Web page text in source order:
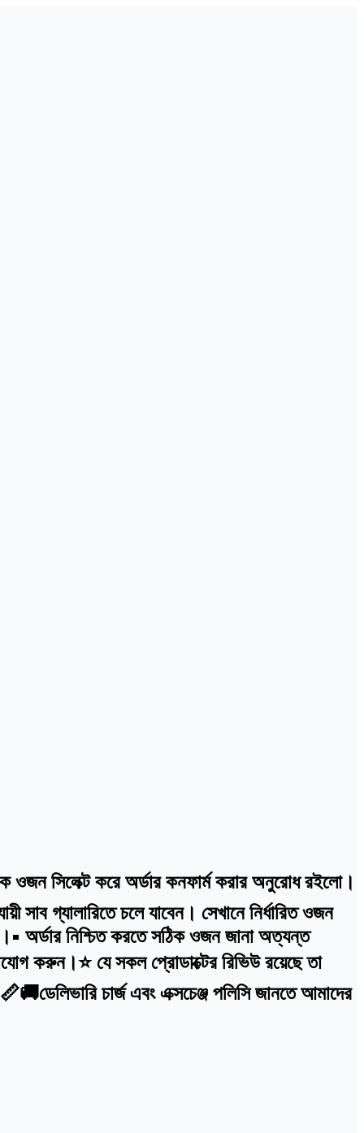
ওজন সিলেক্ট করে অর্ডার কনফার্ম করার অনুরোধ রইলো।
গ্যালারিতে চলে যাবেন। সেখানে নির্ধারিত ওজন
অর্ডার নিশ্চিত করতে সঠিক ওজন জানা অত্যন্ত
করুন।⭐ যে সকল প্রোডাক্টের রিভিউ রয়েছে তা
চার্জ এবং এক্সচেঞ্জ পলিসি জানতে আমাদের